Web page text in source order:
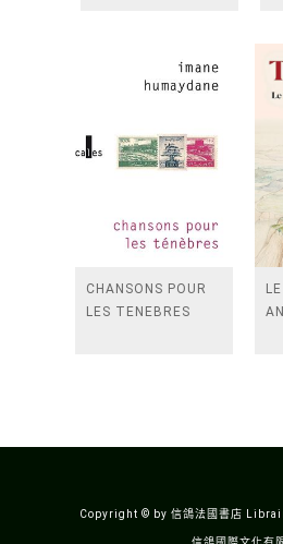
CHANSONS POUR
LES TENEBRES
Copyright © by 信鴿法國書店